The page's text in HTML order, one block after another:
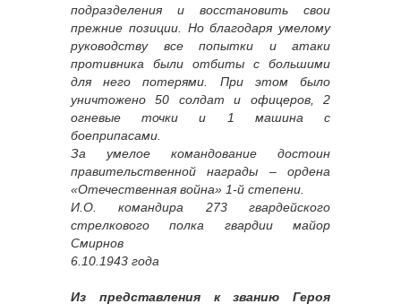
подразделения и восстановить свои
прежние позиции. Но благодаря умелому
руководству все попытки и атаки
противника были отбиты с большими
для него потерями. При этом было
уничтожено 50 солдат и офицеров, 2
огневые точки и 1 машина с
боеприпасами.
За умелое командование достоин
правительственной награды – ордена
«Отечественная война» 1-й степени.
И.О. командира 273 гвардейского
стрелкового полка гвардии майор
Смирнов
6.10.1943 года
Из представления к званию Героя